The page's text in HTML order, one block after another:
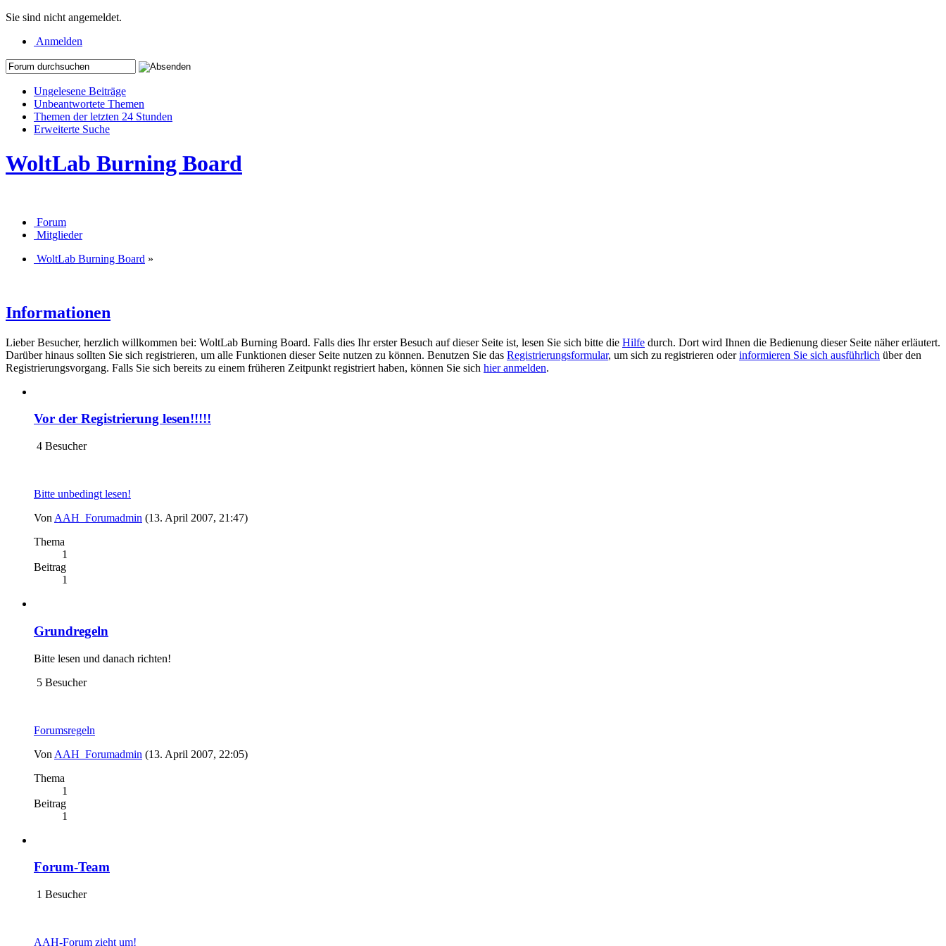
Sie sind nicht angemeldet.
Anmelden
Ungelesene Beiträge
Unbeantwortete Themen
Themen der letzten 24 Stunden
Erweiterte Suche
WoltLab Burning Board
Forum
Mitglieder
WoltLab Burning Board »
Informationen
Lieber Besucher, herzlich willkommen bei: WoltLab Burning Board. Falls dies Ihr erster Besuch auf dieser Seite ist, lesen Sie sich bitte die Hilfe durch. Dort wird Ihnen die Bedienung dieser Seite näher erläutert.
Darüber hinaus sollten Sie sich registrieren, um alle Funktionen dieser Seite nutzen zu können. Benutzen Sie das Registrierungsformular, um sich zu registrieren oderinformieren Sie sich ausführlich über den
Registrierungsvorgang. Falls Sie sich bereits zu einem früheren Zeitpunkt registriert haben, können Sie sich hier anmelden.
Vor der Registrierung lesen!!!!!
4 Besucher
Bitte unbedingt lesen!
Von AAH_Forumadmin (13. April 2007, 21:47)
Thema
1
Beitrag
1
Grundregeln
Bitte lesen und danach richten!
5 Besucher
Forumsregeln
Von AAH_Forumadmin (13. April 2007, 22:05)
Thema
1
Beitrag
1
Forum-Team
1 Besucher
AAH-Forum zieht um!